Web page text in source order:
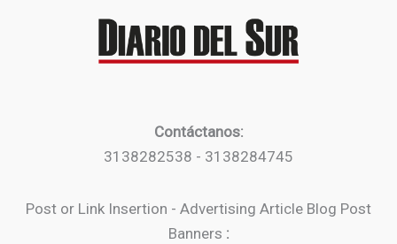
Contáctanos:
3138282538 - 3138284745
Post or Link Insertion - Advertising Article Blog Post
Banners :